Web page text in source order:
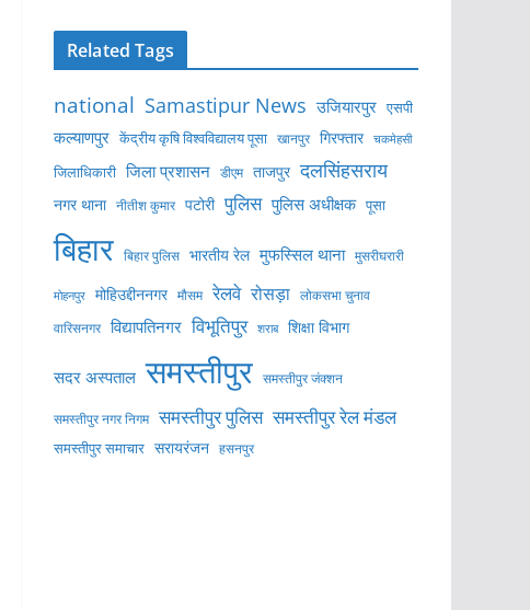
Related Tags
national Samastipur News उजियारपुर एसपी
कल्याणपुर केंद्रीय कृषि विश्वविद्यालय पूसा खानपुर गिरफ्तार चकमेहसी
जिलाधिकारी जिला प्रशासन डीएम ताजपुर दलसिंहसराय
नगर थाना नीतीश कुमार पटोरी पुलिस पुलिस अधीक्षक पूसा
बिहार बिहार पुलिस भारतीय रेल मुफस्सिल थाना मुसरीघरारी
मोहनपुर मोहिउद्दीननगर मौसम रेलवे रोसड़ा लोकसभा चुनाव
वारिसनगर विद्यापतिनगर विभूतिपुर शराब शिक्षा विभाग
सदर अस्पताल समस्तीपुर समस्तीपुर जंक्शन
समस्तीपुर नगर निगम समस्तीपुर पुलिस समस्तीपुर रेल मंडल
समस्तीपुर समाचार सरायरंजन हसनपुर